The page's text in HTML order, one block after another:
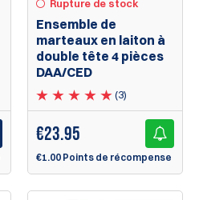
Rupture de stock
Ensemble de
marteaux en laiton à
double tête 4 pièces
DAA/CED
(3)
€23.95
€1.00 Points de récompense